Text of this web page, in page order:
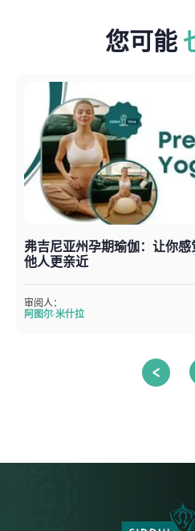
您可能
弗吉尼亚州孕期瑜伽：让你
他人更亲近
审阅人：
阿图尔·米什拉